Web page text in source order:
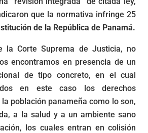
que la normativa infringe 25
de la República de Panamá.
la Corte Suprema de Justicia, no
encontramos en presencia de un
de tipo concreto, en el cual
en este caso los derechos
población panameña como lo son,
a la salud y a un ambiente sano
los cuales entran en colisión